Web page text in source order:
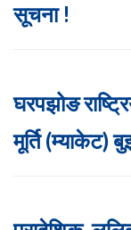
सूचना !
घरपझोङ
मूर्ति (म्याकेट)